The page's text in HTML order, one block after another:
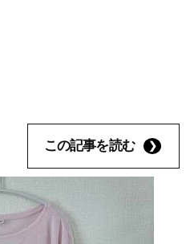
この記事を読む